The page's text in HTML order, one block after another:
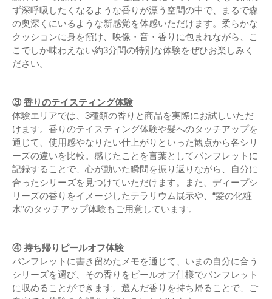
ず深呼吸したくなるような香りが漂う空間の中で、まるで森
の奥深くにいるような新感覚を体感いただけます。柔らかな
クッションに身を預け、映像・音・香りに包まれながら、こ
こでしか味わえない約3分間の特別な体験をぜひお楽しみく
ださい。
③ 香りのテイスティング体験
体験エリアでは、3種類の香りと商品を実際にお試しいただ
けます。香りのテイスティング体験や髪へのタッチアップを
通じて、使用感やなりたい仕上がりといった観点から各シリ
ーズの違いを比較。感じたことを言葉としてパンフレットに
記録することで、心が動いた瞬間を振り返りながら、自分に
合ったシリーズを見つけていただけます。また、ディープシ
リーズの香りをイメージしたテラリウム展示や、“髪の化粧
水”のタッチアップ体験もご用意しています。
④ 持ち帰りピールオフ体験
パンフレットに書き留めたメモを通じて、いまの自分に合う
シリーズを選び、その香りをピールオフ仕様でパンフレット
に収めることができます。選んだ香りを持ち帰ることで、ご